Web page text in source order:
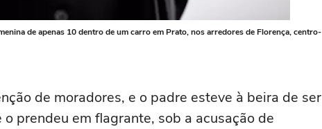
de apenas 10 dentro de um carro em Prato, nos arredores de Florença, centro-
de moradores, e o padre esteve à beira de ser
prendeu em flagrante, sob a acusação de